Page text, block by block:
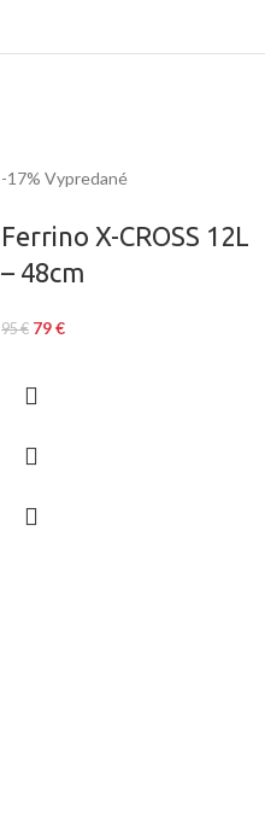
-17% Vypredané
Ferrino X-CROSS 12L
– 48cm
95€ 79€